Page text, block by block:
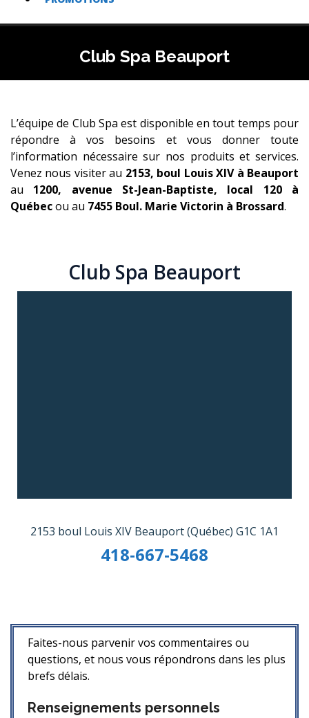
Club Spa Beauport
L’équipe de Club Spa est disponible en tout temps pour
répondre à vos besoins et vous donner toute
l’information nécessaire sur nos produits et services.
Venez nous visiter au 2153, boul Louis XIV à Beauport
au 1200, avenue St-Jean-Baptiste, local 120 à
Québecou au 7455 Boul. Marie Victorin à Brossard.
Club Spa Beauport
2153 boul Louis XIV Beauport (Québec) G1C 1A1
418-667-5468
Faites-nous parvenir vos commentaires ou
questions, et nous vous répondrons dans les plus
brefs délais.
Renseignements personnels